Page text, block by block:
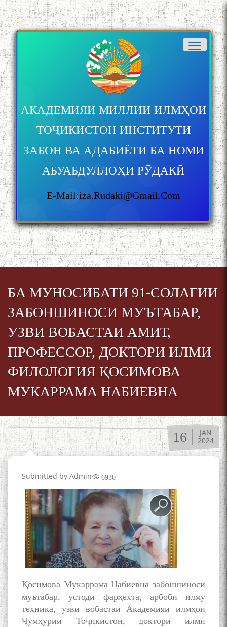
АКАДЕМИЯИ МИЛЛИИ ИЛМҲОИ
ТОҶИКИСТОН ИНСТИТУТИ
ЗАБОН ВА АДАБИЁТИ БА НОМИ
АБУАБДУЛЛОҲИ РӮДАКӢ
E-Mail:iza.rudaki@gmail.com
БА МУНОСИБАТИ 91-СОЛАГИИ
ЗАБОНШИНОСИ МУЪТАБАР,
УЗВИ ВОБАСТАИ АМИТ,
ПРОФЕССОР, ДОКТОРИ ИЛМИ
ФИЛОЛОГИЯ ҚОСИМОВА
МУКАРРАМА НАБИЕВНА
16
JAN
2024
Submitted by Admin 6930
Қосимова Мукаррама Набиевна забоншиноси
муътабар, устоди фарҳехта, арбоби илму
техника, узви вобастаи Академияи илмҳои
Ҷумҳурии Тоҷикистон, доктори илми